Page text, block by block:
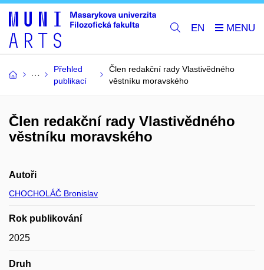
EN
Přehled
publikací
Člen redakční rady Vlastivědného
věstníku moravského
Člen redakční rady Vlastivědného
věstníku moravského
Autoři
CHOCHOLÁČ Bronislav
Rok publikování
2025
Druh